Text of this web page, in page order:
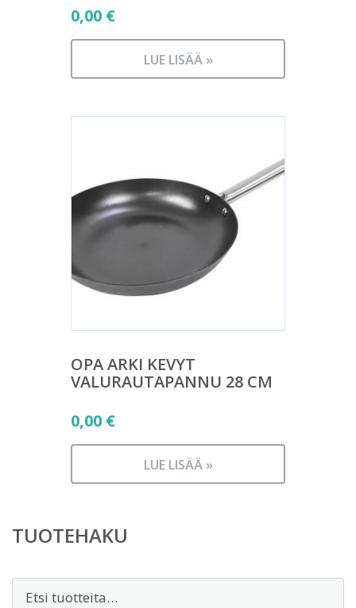
0,00 €
LUE LISÄÄ »
OPA ARKI KEVYT
VALURAUTAPANNU 28 CM
0,00 €
LUE LISÄÄ »
TUOTEHAKU
Etsi: